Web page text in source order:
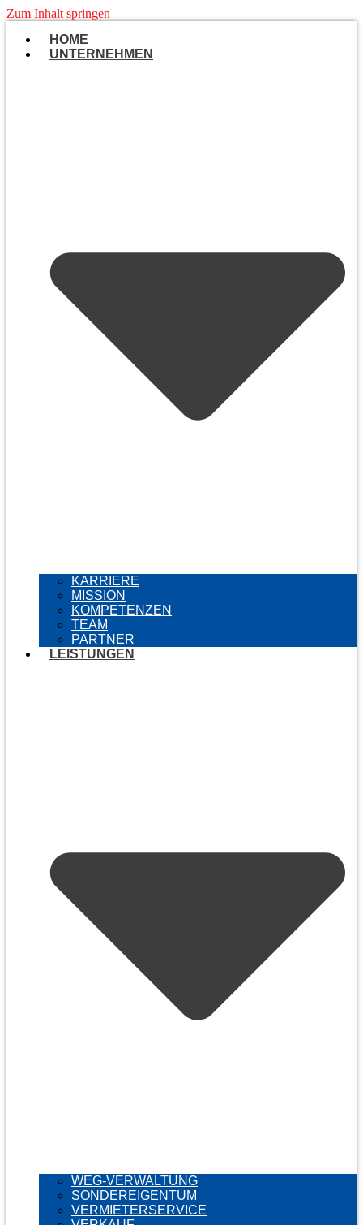
Zum Inhalt springen
HOME
UNTERNEHMEN
KARRIERE
MISSION
KOMPETENZEN
TEAM
PARTNER
LEISTUNGEN
WEG-VERWALTUNG
SONDEREIGENTUM
VERMIETERSERVICE